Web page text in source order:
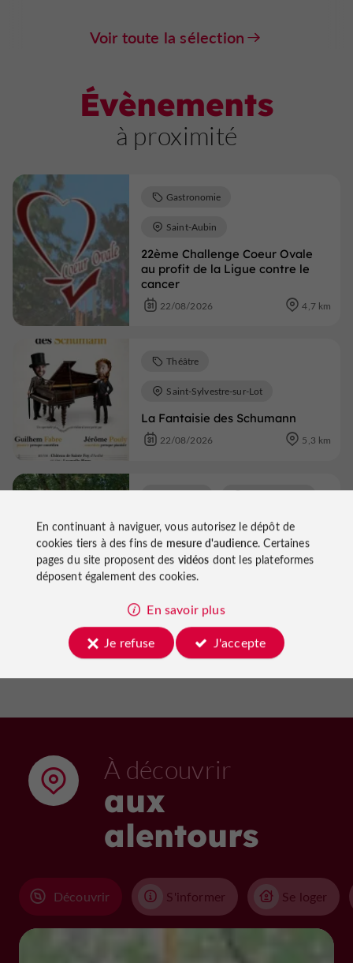
Voir toute la sélection
Évènements
à proximité
22ème Challenge Coeur Ovale
au profit de la Ligue contre le
cancer
Gastronomie
Saint-Aubin
22/08/2026 4,7 km
La Fantaisie des Schumann
Théâtre
Saint-Sylvestre-sur-Lot
22/08/2026 5,3 km
Marché gourmand de Saint-
Georges 2026
Marchés Saint-Georges
10/08/2026 6,2 km
Voir tous les événements
À découvrir
aux
alentours
Découvrir S'informer Se loger
En continuant à naviguer, vous autorisez le dépôt de
cookies tiers à des fins de mesure d'audience. Certaines
pages du site proposent des vidéos dont les plateformes
déposent également des cookies.
En savoir plus
Je refuse
J'accepte